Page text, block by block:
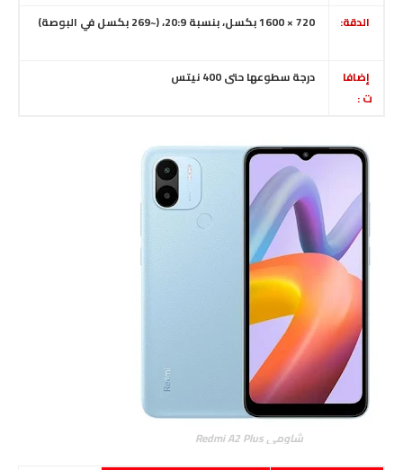
الدقة:
720 × 1600 بكسل، بنسبة 20:9، (~269 بكسل في البوصة)
إضافا
ت :
درجة سطوعها حتى 400 نيتس
شاومي Redmi A2 Plus